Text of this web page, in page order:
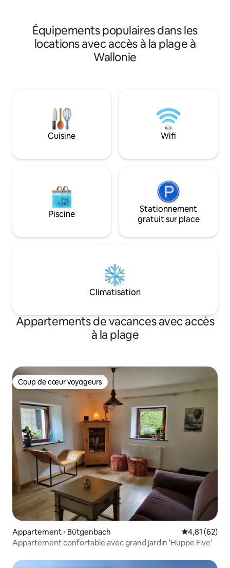
Équipements populaires dans les
locations avec accès à la plage à
Wallonie
Cuisine Wifi
Piscine
Stationnement
gratuit sur place
Climatisation
Appartements de vacances avec accès
à la plage
Coup de cœur voyageurs
Coup de cœur voyageurs
Appartement ⋅ Bütgenbach Évaluation
4,81 (62)
Appartement confortable avec grand jardin 'Hüppe Five'